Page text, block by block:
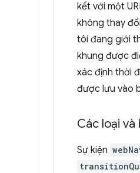
kết với một
không thay
tôi đang giới
khung được
xác định thời
được lưu vào
Các loại và
Sự kiện